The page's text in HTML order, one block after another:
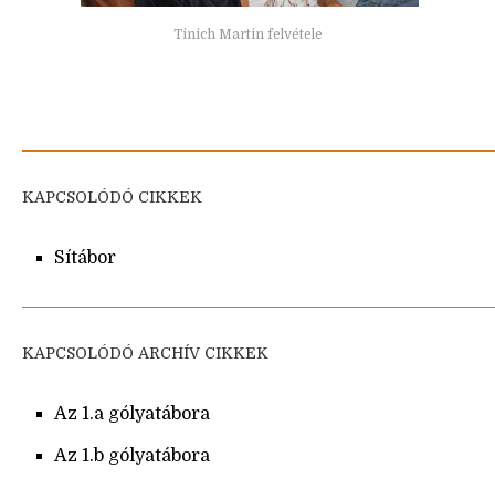
Tinich Martin felvétele
KAPCSOLÓDÓ CIKKEK
Sítábor
KAPCSOLÓDÓ ARCHÍV CIKKEK
Az 1.a gólyatábora
Az 1.b gólyatábora